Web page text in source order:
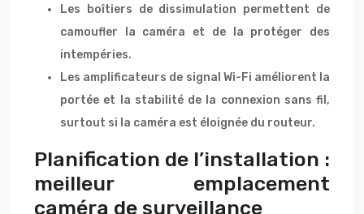
Les boîtiers de dissimulation permettent de
camoufler la caméra et de la protéger des
intempéries.
Les amplificateurs de signal Wi-Fi améliorent la
portée et la stabilité de la connexion sans fil,
surtout si la caméra est éloignée du routeur.
Planification de l’installation :
meilleur emplacement
caméra de surveillance